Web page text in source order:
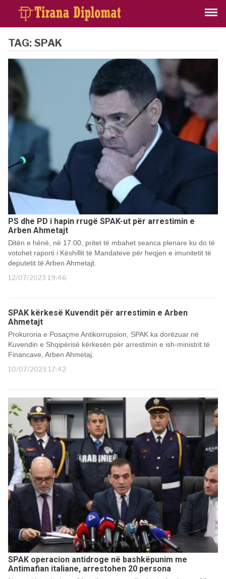
TAG: SPAK
PS dhe PD i hapin rrugë SPAK-ut për arrestimin e
Arben Ahmetajt
Ditën e hënë, në 17:00, pritet të mbahet seanca plenare ku do të
votohet raporti i Këshillit të Mandateve për heqjen e imunitetit të
deputetit të Arben Ahmetajt.
12/07/2023 19:46
SPAK kërkesë Kuvendit për arrestimin e Arben
Ahmetajt
Prokuroria e Posaçme Antikorrupsion, SPAK ka dorëzuar në
Kuvendin e Shqipërisë kërkesën për arrestimin e ish-ministrit të
Financave, Arben Ahmetaj.
10/07/2023 17:42
SPAK operacion antidroge në bashkëpunim me
Antimafian italiane, arrestohen 20 persona